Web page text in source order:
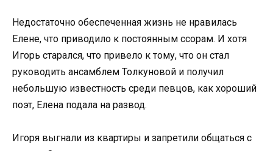
Недостаточно обеспеченная жизнь не нравилась
Елене, что приводило к постоянным ссорам. И хотя
Игорь старался, что привело к тому, что он стал
руководить ансамблем Толкуновой и получил
небольшую известность среди певцов, как хороший
поэт, Елена подала на развод.
Игоря выгнали из квартиры и запретили общаться с